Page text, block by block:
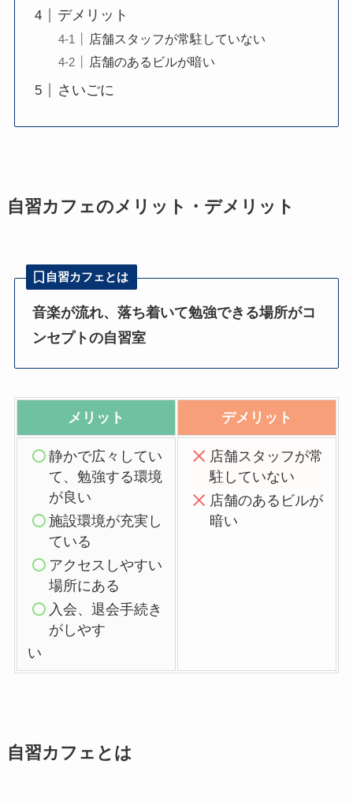
デメリット
店舗スタッフが常駐していない
店舗のあるビルが暗い
さいごに
自習カフェのメリット・デメリット
自習カフェとは
音楽が流れ、落ち着いて勉強できる場所がコ
ンセプトの自習室
メリット デメリット
静かで広々してい
て、勉強する環境
が良い
施設環境が充実し
ている
アクセスしやすい
場所にある
入会、退会手続き
がしやす
い
店舗スタッフが常
駐していない
店舗のあるビルが
暗い
自習カフェとは